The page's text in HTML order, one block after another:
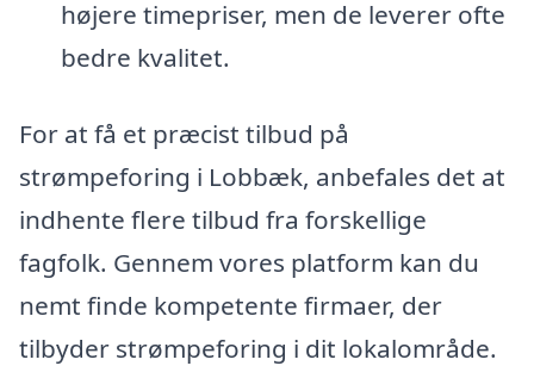
højere timepriser, men de leverer ofte
bedre kvalitet.
For at få et præcist tilbud på
strømpeforing i Lobbæk, anbefales det at
indhente flere tilbud fra forskellige
fagfolk. Gennem vores platform kan du
nemt finde kompetente firmaer, der
tilbyder strømpeforing i dit lokalområde.